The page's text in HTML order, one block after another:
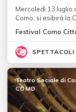
Mercoledì 13 luglio
Como, si esibirà la
Festival Como
SPETTACOLI
Teatro Sociale di
COMO